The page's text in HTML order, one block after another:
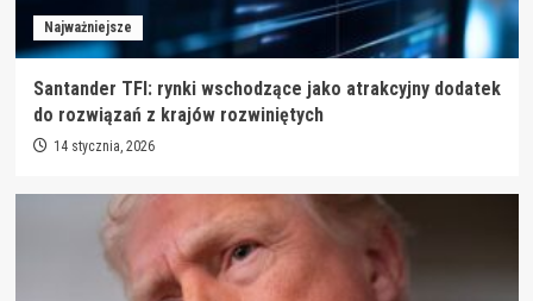
Najważniejsze
Santander TFI: rynki wschodzące jako atrakcyjny dodatek
do rozwiązań z krajów rozwiniętych
14 stycznia, 2026